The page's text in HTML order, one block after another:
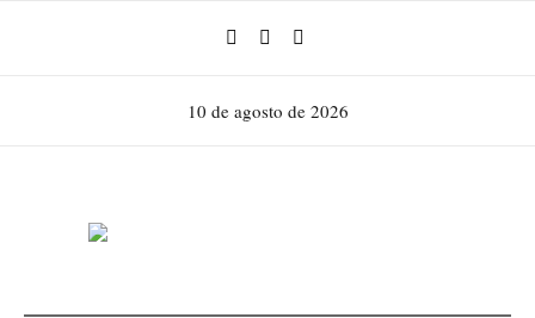
10 de agosto de 2026